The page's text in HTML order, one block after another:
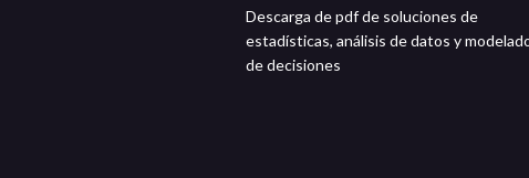
Descarga de pdf de soluciones de
estadísticas, análisis de datos y
de decisiones